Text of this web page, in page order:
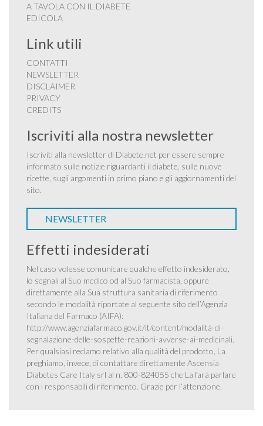
A TAVOLA CON IL DIABETE
EDICOLA
Link utili
CONTATTI
NEWSLETTER
DISCLAIMER
PRIVACY
CREDITS
Iscriviti alla nostra newsletter
Iscriviti alla newsletter di Diabete.net per essere sempre
informato sulle notizie riguardanti il diabete, sulle nuove
ricette, sugli argomenti in primo piano e gli aggiornamenti del
sito.
NEWSLETTER
Effetti indesiderati
Nel caso volesse comunicare qualche effetto indesiderato,
lo segnali al Suo medico od al Suo farmacista, oppure
direttamente alla Sua struttura sanitaria di riferimento
secondo le modalità riportate al seguente sito dell’Agenzia
Italiana del Farmaco (AIFA):
http://www.agenziafarmaco.gov.it/it/content/modalità-di-
segnalazione-delle-sospette-reazioni-avverse-ai-medicinali.
Per qualsiasi reclamo relativo alla qualità del prodotto, La
preghiamo, invece, di contattare direttamente Ascensia
Diabetes Care Italy srl al n. 800-824055 che La farà parlare
con i responsabili di riferimento. Grazie per l’attenzione.